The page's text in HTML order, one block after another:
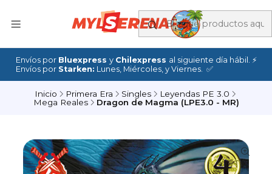
Envíos por Bluexpress y Chilexpress al siguiente día hábil. ⚡
Envíos por Starken: Lunes, Miércoles, y Viernes. ✅
Inicio Primera Era Singles
Leyendas PE 3.0
Mega Reales
Dragon de Magma (LPE3.0 - MR)